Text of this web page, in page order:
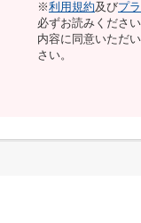
※利用規約及びプ
必ずお読みください
内容に同意いただ
さい。